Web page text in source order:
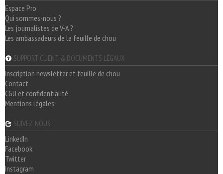
Espace Pro
Qui sommes-nous ?
Les journalistes de V-A ?
Les ambassadeurs de la feuille de chou
SUPPORT CLIENT & DOCUMENTS LÉGAUX
Inscription newsletter et feuille de chou
Contact
CGU et confidentialité
Mentions légales
SUIVEZ-NOUS
LinkedIn
Facebook
Twitter
Instagram